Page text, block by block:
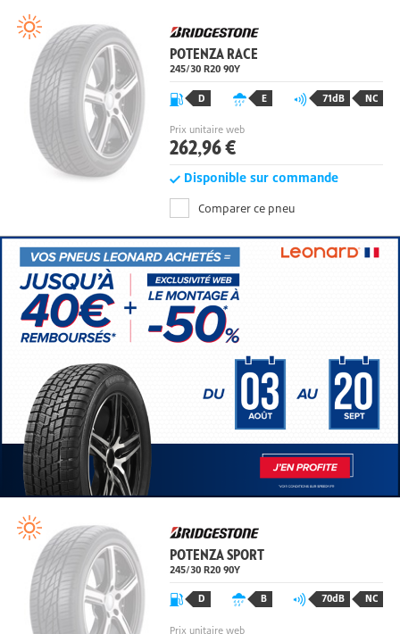
POTENZA RACE
Prix unitaire web
262,96 €
Disponible sur commande
POTENZA SPORT
D B 70dB NC